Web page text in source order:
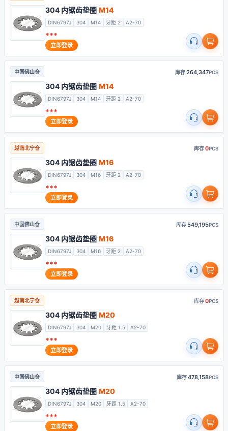
304 内锯齿垫圈 M14
DIN6797J 304 M14 牙距 2 A2-70
***
立即登录
中国佛山仓 库存264,347PCS
304 内锯齿垫圈 M14
DIN6797J 304 M14 牙距 2 A2-70
***
立即登录
越南北宁仓 库存0PCS
304 内锯齿垫圈 M16
DIN6797J 304 M16 牙距 2 A2-70
***
立即登录
中国佛山仓 库存 549,195PCS
304 内锯齿垫圈 M16
DIN6797J 304 M16 牙距 2 A2-70
***
立即登录
越南北宁仓 库存0PCS
304 内锯齿垫圈 M20
DIN6797J 304 M20 牙距 1.5 A2-70
***
立即登录
中国佛山仓 库存478,158PCS
304 内锯齿垫圈 M20
DIN6797J 304 M20 牙距 1.5 A2-70
***
立即登录